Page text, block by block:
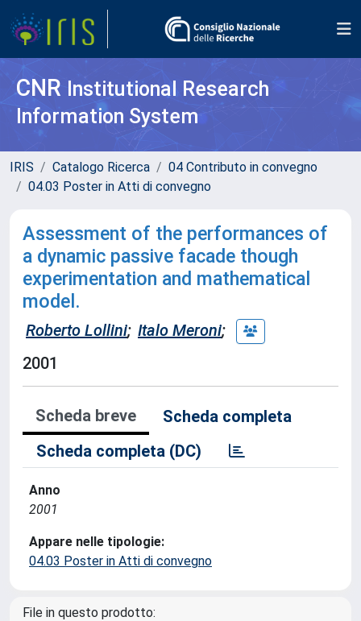
CNR Institutional Research
Information System
IRIS Catalogo Ricerca
04 Contributo in convegno
04.03 Poster in Atti di convegno
Assessment of the performances of
a dynamic passive facade though
experimentation and mathematical
model.
Roberto Lollini; Italo Meroni;
2001
Scheda breve
Scheda completa
Scheda completa (DC)
Anno
2001
Appare nelle tipologie:
04.03 Poster in Atti di convegno
File in questo prodotto: